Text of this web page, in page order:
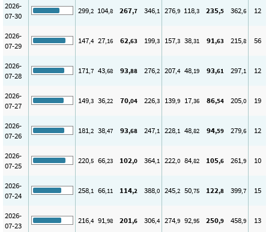
2026-
07-30
299,2 104,8 267,7 346,1 276,9 118,3 235,5 362,6 12
2026-
07-29
147,4 27,16 62,63 199,3 157,3 38,31 91,63 215,8 56
2026-
07-28
171,7 43,68 93,88 276,2 207,4 48,19 93,61 297,1 12
2026-
07-27
149,3 36,22 70,04 226,3 139,9 17,36 86,54 205,0 19
2026-
07-26
181,2 38,47 93,68 247,1 228,1 48,82 94,59 279,6 12
2026-
07-25
220,5 66,23 102,0 364,1 222,0 84,82 105,6 261,9 10
2026-
07-24
258,1 66,11 114,2 388,0 245,2 50,75 122,8 399,7 15
2026-
07-23
216,4 91,98 201,6 306,4 274,9 92,95 250,9 458,9 13